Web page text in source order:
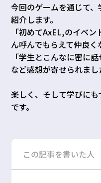
今回のゲームを通じて
紹介します。
「初めてAxEL,のイベ
ん呼んでもらえて仲良く
「学生とこんなに密に話
など感想が寄せられまし
楽しく、そして学びに
です。
この記事を書いた人